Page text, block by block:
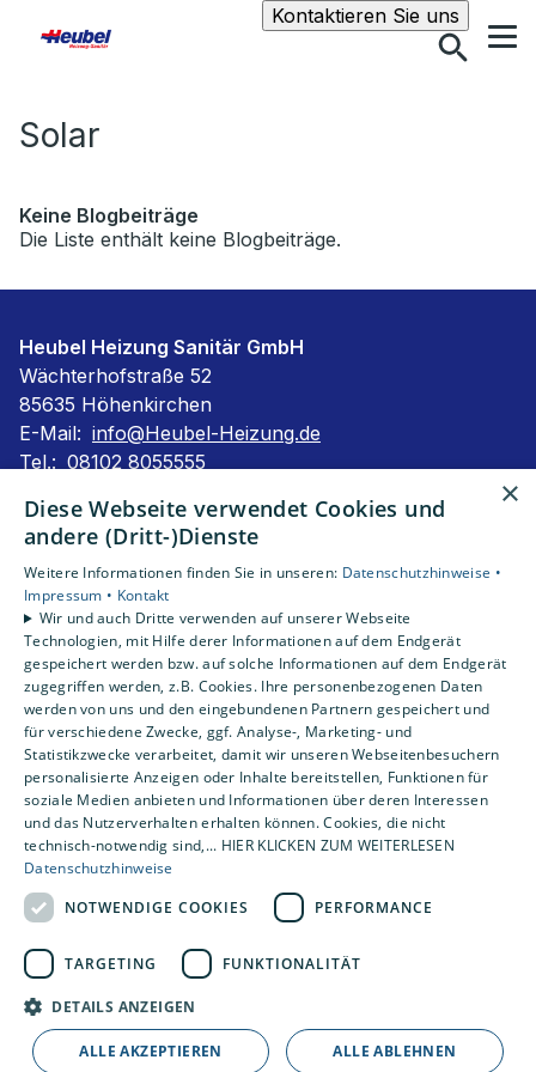
Kontaktieren Sie unsSuche
Solar
Keine Blogbeiträge
Die Liste enthält keine Blogbeiträge.
Heubel Heizung Sanitär GmbH
Wächterhofstraße 52
85635 Höhenkirchen
E-Mail: info@Heubel-Heizung.de
Tel.: 08102 8055555
Impressum
Barrierefreiheitserklärung
AGB
Unsere Bereiche
Privatkunden
Karriere
Unternehmen
Kontakt
×
Diese Webseite verwendet Cookies und
andere (Dritt-)Dienste
Weitere Informationen finden Sie in unseren: Datenschutzhinweise •
Impressum • Kontakt
Wir und auch Dritte verwenden auf unserer Webseite
Technologien, mit Hilfe derer Informationen auf dem Endgerät
gespeichert werden bzw. auf solche Informationen auf dem Endgerät
zugegriffen werden, z.B. Cookies. Ihre personenbezogenen Daten
werden von uns und den eingebundenen Partnern gespeichert und
für verschiedene Zwecke, ggf. Analyse-, Marketing- und
Statistikzwecke verarbeitet, damit wir unseren Webseitenbesuchern
personalisierte Anzeigen oder Inhalte bereitstellen, Funktionen für
soziale Medien anbieten und Informationen über deren Interessen
und das Nutzerverhalten erhalten können. Cookies, die nicht
technisch-notwendig sind,... HIER KLICKEN ZUM WEITERLESEN
Datenschutzhinweise
NOTWENDIGE COOKIES
PERFORMANCE
TARGETING FUNKTIONALITÄT
DETAILS ANZEIGEN
ALLE AKZEPTIEREN ALLE ABLEHNEN